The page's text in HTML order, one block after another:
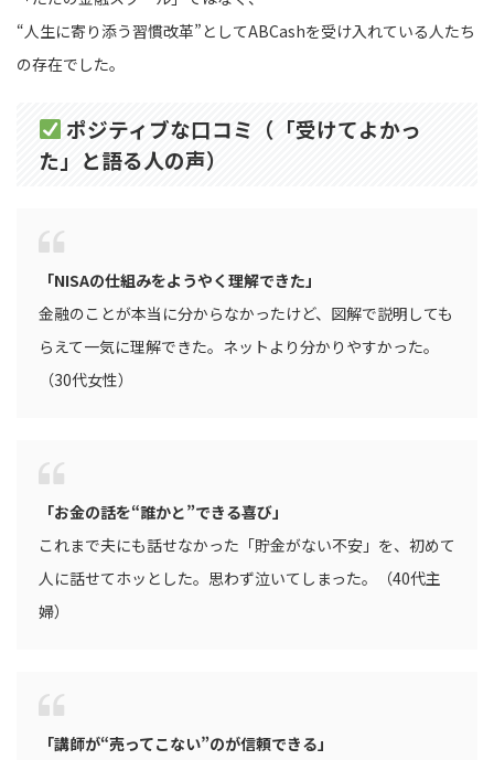
“人生に寄り添う習慣改革”としてABCashを受け入れている人たち
の存在でした。
ポジティブな口コミ（「受けてよかっ
た」と語る人の声）
「NISAの仕組みをようやく理解できた」
金融のことが本当に分からなかったけど、図解で説明しても
らえて一気に理解できた。ネットより分かりやすかった。
（30代女性）
「お金の話を“誰かと”できる喜び」
これまで夫にも話せなかった「貯金がない不安」を、初めて
人に話せてホッとした。思わず泣いてしまった。（40代主
婦）
「講師が“売ってこない”のが信頼できる」